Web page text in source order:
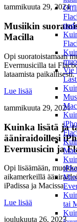
Vie
tai
tammikuuta 29, 2024
Musiikin
Macilla
Opi suoratoistamaan
Evermusicilla tai
lataamista paikallisesti.
Lue lisää
tammikuuta 29, 2024
Kuinka lisätä ja
ääniraidoillesi
Evermusicin ja
Opi lisäämään,
aikamerkeillä
iPadissa ja Macissa.
Lue lisää
joulukuuta 26, 2023